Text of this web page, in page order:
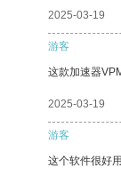
2025-03-19
游客
这款加速器
2025-03-19
游客
这个软件很好用